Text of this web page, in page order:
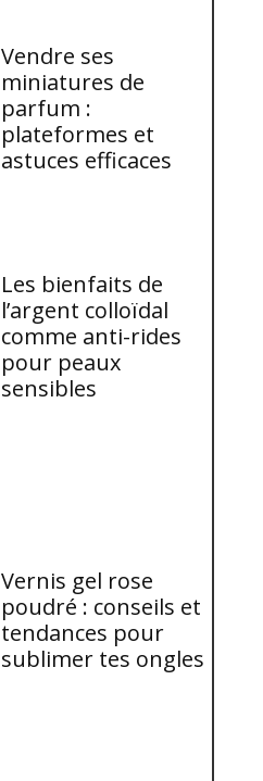
Vendre ses
miniatures de
parfum :
plateformes et
astuces efficaces
Les bienfaits de
l’argent colloïdal
comme anti-rides
pour peaux
sensibles
Vernis gel rose
poudré : conseils et
tendances pour
sublimer tes ongles